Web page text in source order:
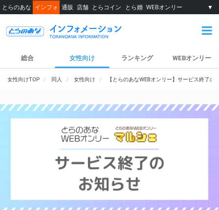
とらのあな インフォ 通販 店舗 とらコイン とら婚 WEBオンリー ▼
総合 女性向け ランキング WEBオンリー
女性向けTOP 同人 女性向け 【とらのあなWEBオンリー】サービス終了の